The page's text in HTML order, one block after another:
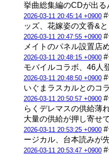
挙曲総集編のCDが出る
2026-03-11 20:45:14 +0900
ッズ、花嫁姿の文香&
2026-03-11 20:47:55 +0900
メイトのパネル設置店
2026-03-11 20:48:15 +0900
モバイルコラボ、46人
2026-03-11 20:48:50 +0900
いぐまラスカルとのコ
2026-03-11 20:50:57 +0900
らくデレマスの供給薄
大量の供給が押し寄せ
2026-03-11 20:53:25 +0900
ージカル、台本読みが
2026-03-11 20:53:47 +0900